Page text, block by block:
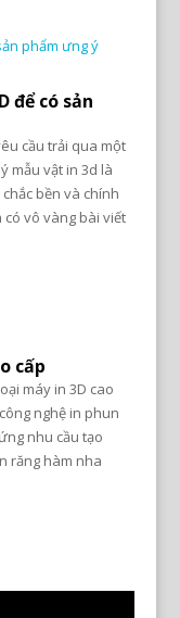
để có sản
cầu trải qua một
mẫu vật in 3d là
bền và chính
vô vàng bài viết
cấp
máy in 3D cao
nghệ in phun
nhu cầu tạo
răng hàm nha